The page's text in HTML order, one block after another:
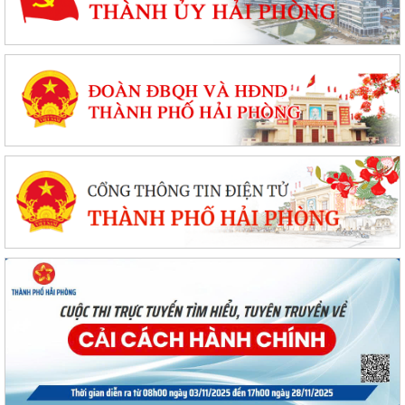
THÔNG BÁO HỘI TRẠI HÈ XÃ BẮC THANH MIỆN NĂM 2026